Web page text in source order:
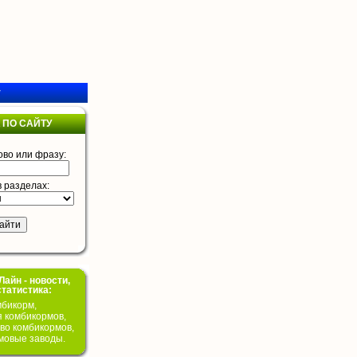
САЙТУ
или фразу:
разделах:
- новости,
комбикормов,
комбикормов,
заводы.